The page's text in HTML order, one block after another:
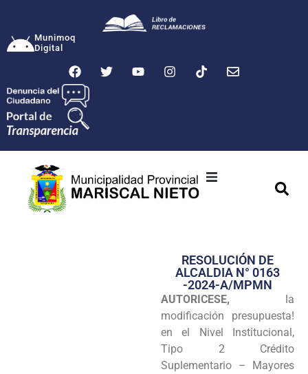
Munimoq
Digital
Transparencia
Seguridad
Programas
Intranet
RESOLUCIÓN DE
ALCALDIA N° 0163
-2024-A/MPMN
AUTORICESE, la
modificación presupuesta!
en el Nivel Institucional,
Tipo 2 Crédito
Suplementario – Mayores